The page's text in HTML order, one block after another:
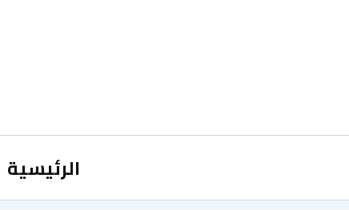
الرئيسية